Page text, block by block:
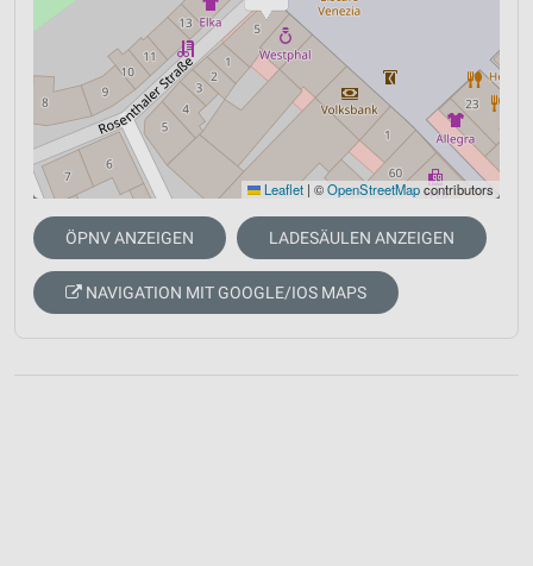
Leaflet | ©OpenStreetMapcontributors
ÖPNV ANZEIGEN LADESÄULEN ANZEIGEN
NAVIGATION MIT GOOGLE/IOS MAPS